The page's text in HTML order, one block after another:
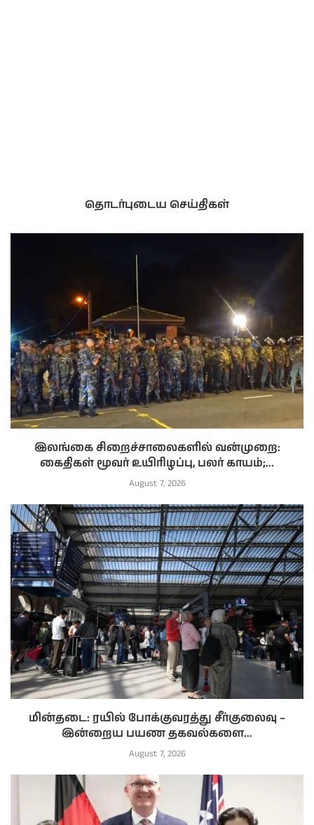
தொடர்புடைய செய்திகள்
இலங்கை சிறைச்சாலைகளில் வன்முறை:
கைதிகள் மூவர் உயிரிழப்பு, பலர் காயம்;...
August 7, 2026
மின்தடை: ரயில் போக்குவரத்து சீர்குலைவு –
இன்றைய பயண தகவல்களை...
August 7, 2026